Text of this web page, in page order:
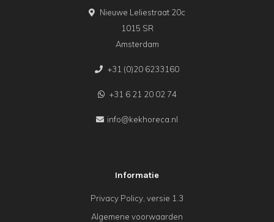
Nieuwe Leliestraat 20c
1015 SR
Amsterdam
+31 (0)20 6233160
+31 6 21 20 02 74
info@kekhoreca.nl
Informatie
Privacy Policy, versie 1.3
Algemene voorwaarden